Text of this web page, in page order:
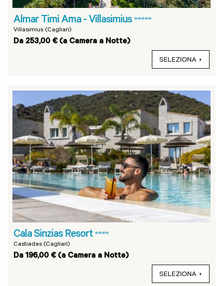
Almar Timi Ama - Villasimius *****
Villasimius (Cagliari)
Da 253,00 € (a Camera a Notte)
SELEZIONA
Cala Sinzias Resort ****
Castiadas (Cagliari)
Da 196,00 € (a Camera a Notte)
SELEZIONA